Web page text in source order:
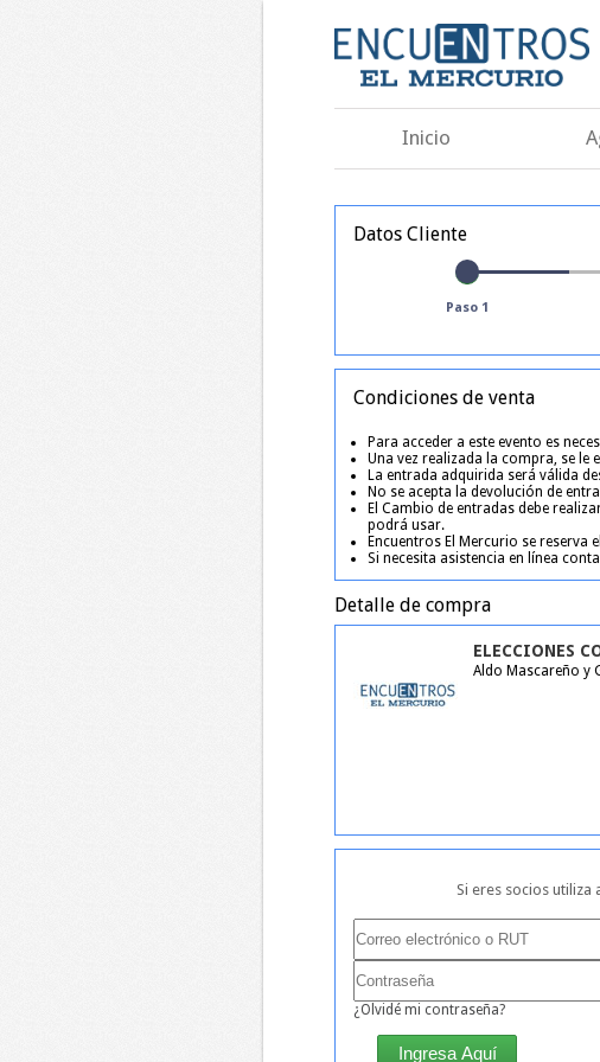
Inicio
Datos Cliente
Paso 1
Condiciones de venta
Para acceder a este evento es
Una vez realizada la compra, se
La entrada adquirida será válida
No se acepta la devolución de
El Cambio de entradas debe
podrá usar.
Encuentros El Mercurio se
Si necesita asistencia en línea
Detalle de compra
ELECCIONES
Aldo Mascareño y
Si eres socios utiliza
¿Olvidé mi contraseña?